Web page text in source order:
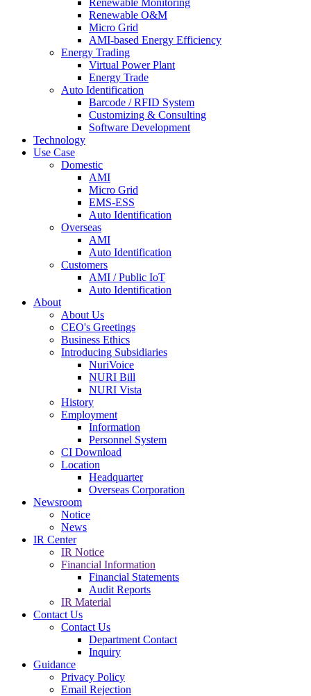
Renewable O&M
Micro Grid
AMI-based Energy Efficiency
Energy Trading
Virtual Power Plant
Energy Trade
Auto Identification
Barcode / RFID System
Customizing & Consulting
Software Development
Technology
Use Case
Domestic
AMI
Micro Grid
EMS-ESS
Auto Identification
Overseas
AMI
Auto Identification
Customers
AMI / Public IoT
Auto Identification
About
About Us
CEO's Greetings
Business Ethics
Introducing Subsidiaries
NuriVoice
NURI Bill
NURI Vista
History
Employment
Information
Personnel System
CI Download
Location
Headquarter
Overseas Corporation
Newsroom
Notice
News
IR Center
IR Notice
Financial Information
Financial Statements
Audit Reports
IR Material
Contact Us
Contact Us
Department Contact
Inquiry
Guidance
Privacy Policy
Email Rejection